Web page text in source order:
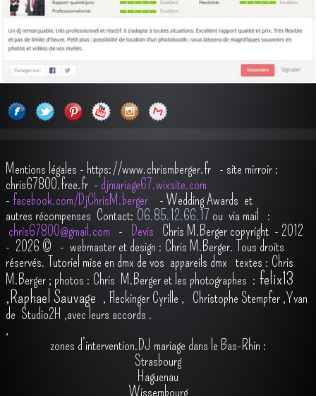
Mentions légales - https://www.chrismberger.fr - site mirroir :
chris67800.free.fr - djmariage67.wixsite.com
- facebook.com/DjChrisM.berger - Wedding Awards et
autres récompenses Contact: O6.85.12.66.17 ou via mail :
chris67800@gmail.com - Devis Chris M.Berger copyright - 2012
- 2026 © - webmaster et design : Chris M.Berger. Tous droits
réservés. Tutoriel mise en dmx de vos appareils dmx textes : Chris
M.Berger ; photos : Chris M.Berger et les photographes : felix13
,Raphael Sauvage , Fleckinger Cyrille , Christophe Stempfer ,Yvan
de Studio2H ,avec leurs accords .
,
zones d’intervention.DJ mariage dans le Bas-Rhin :
Strasbourg
Haguenau
Wissembourg